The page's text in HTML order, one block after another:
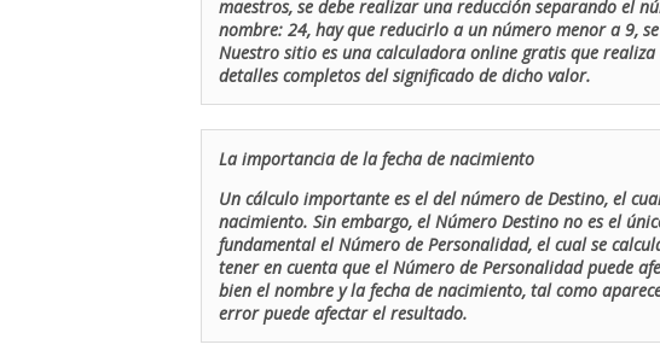
maestros, se debe realizar una reducción separando el
nombre: 24, hay que reducirlo a un número menor a 9,
Nuestro sitio es una calculadora online gratis que
detalles completos del significado de dicho valor.
La importancia de la fecha de nacimiento
Un cálculo importante es el del número de Destino, el
nacimiento. Sin embargo, el Número Destino no es el
fundamental el Número de Personalidad, el cual se
tener en cuenta que el Número de Personalidad puede
bien el nombre y la fecha de nacimiento, tal como
error puede afectar el resultado.